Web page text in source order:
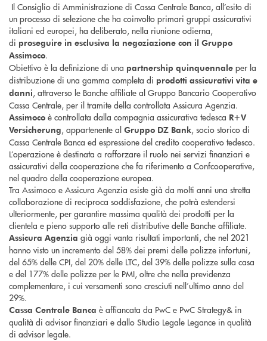
Il Consiglio di Amministrazione di Cassa Centrale Banca, all’esito di
un processo di selezione che ha coinvolto primari gruppi assicurativi
italiani ed europei, ha deliberato, nella riunione odierna,
di proseguire in esclusiva la negoziazione con il Gruppo
Assimoco.
Obiettivo è la definizione di una partnership quinquennale per la
distribuzione di una gamma completa di prodotti assicurativi vita e
danni, attraverso le Banche affiliate al Gruppo Bancario Cooperativo
Cassa Centrale, per il tramite della controllata Assicura Agenzia.
Assimoco è controllata dalla compagnia assicurativa tedesca R+V
Versicherung, appartenente al Gruppo DZ Bank, socio storico di
Cassa Centrale Banca ed espressione del credito cooperativo tedesco.
L’operazione è destinata a rafforzare il ruolo nei servizi finanziari e
assicurativi della cooperazione che fa riferimento a Confcooperative,
nel quadro della cooperazione europea.
Tra Assimoco e Assicura Agenzia esiste già da molti anni una stretta
collaborazione di reciproca soddisfazione, che potrà estendersi
ulteriormente, per garantire massima qualità dei prodotti per la
clientela e pieno supporto alle reti distributive delle Banche affiliate.
Assicura Agenzia già oggi vanta risultati importanti, che nel 2021
hanno visto un incremento del 58% dei premi delle polizze infortuni,
del 65% delle CPI, del 20% delle LTC, del 39% delle polizze sulla casa
e del 177% delle polizze per le PMI, oltre che nella previdenza
complementare, i cui versamenti sono cresciuti nell’ultimo anno del
29%.
Cassa Centrale Banca è affiancata da PwC e PwC Strategy& in
qualità di advisor finanziari e dallo Studio Legale Legance in qualità
di advisor legale.